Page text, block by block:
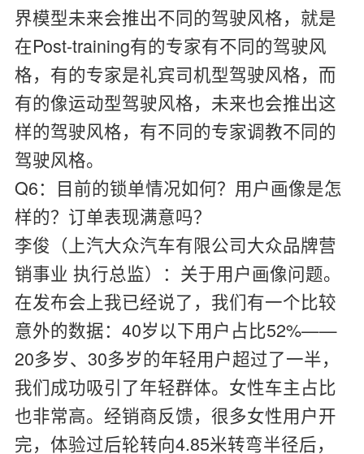
界模型未来会推出不同的驾驶风格，就是
在Post-training有的专家有不同的驾驶风
格，有的专家是礼宾司机型驾驶风格，而
有的像运动型驾驶风格，未来也会推出这
样的驾驶风格，有不同的专家调教不同的
驾驶风格。
Q6：目前的锁单情况如何？用户画像是怎
样的？订单表现满意吗？
李俊（上汽大众汽车有限公司大众品牌营
销事业 执行总监）： 关于用户画像问题。
在发布会上我已经说了，我们有一个比较
意外的数据：40岁以下用户占比52%——
20多岁、30多岁的年轻用户超过了一半，
我们成功吸引了年轻群体。女性车主占比
也非常高。经销商反馈，很多女性用户开
完，体验过后轮转向4.85米转弯半径后，